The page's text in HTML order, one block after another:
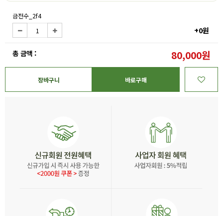
금전수_2f4
+0원
총 금액 : 80,000원